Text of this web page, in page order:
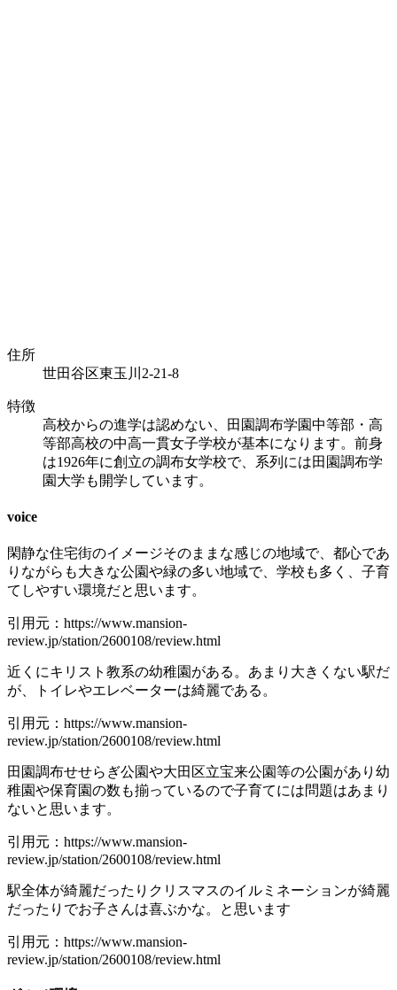
住所
世田谷区東玉川2-21-8
特徴
高校からの進学は認めない、田園調布学園中等部・高
等部高校の中高一貫女子学校が基本になります。前身
は1926年に創立の調布女学校で、系列には田園調布学
園大学も開学しています。
voice
閑静な住宅街のイメージそのままな感じの地域で、都心であ
りながらも大きな公園や緑の多い地域で、学校も多く、子育
てしやすい環境だと思います。
引用元：https://www.mansion-
review.jp/station/2600108/review.html
近くにキリスト教系の幼稚園がある。あまり大きくない駅だ
が、トイレやエレベーターは綺麗である。
引用元：https://www.mansion-
review.jp/station/2600108/review.html
田園調布せせらぎ公園や大田区立宝来公園等の公園があり幼
稚園や保育園の数も揃っているので子育てには問題はあまり
ないと思います。
引用元：https://www.mansion-
review.jp/station/2600108/review.html
駅全体が綺麗だったりクリスマスのイルミネーションが綺麗
だったりでお子さんは喜ぶかな。と思います
引用元：https://www.mansion-
review.jp/station/2600108/review.html